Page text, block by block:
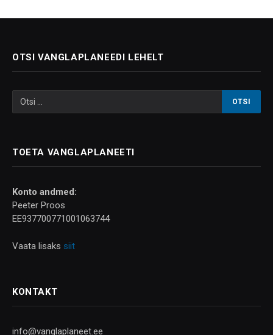
OTSI VANGLAPLANEEDI LEHELT
TOETA VANGLAPLANEETI
Konto andmed:
Peeter Proos
EE937700771001063744
Vaata lisaks siit
KONTAKT
info@vanglaplaneet.ee